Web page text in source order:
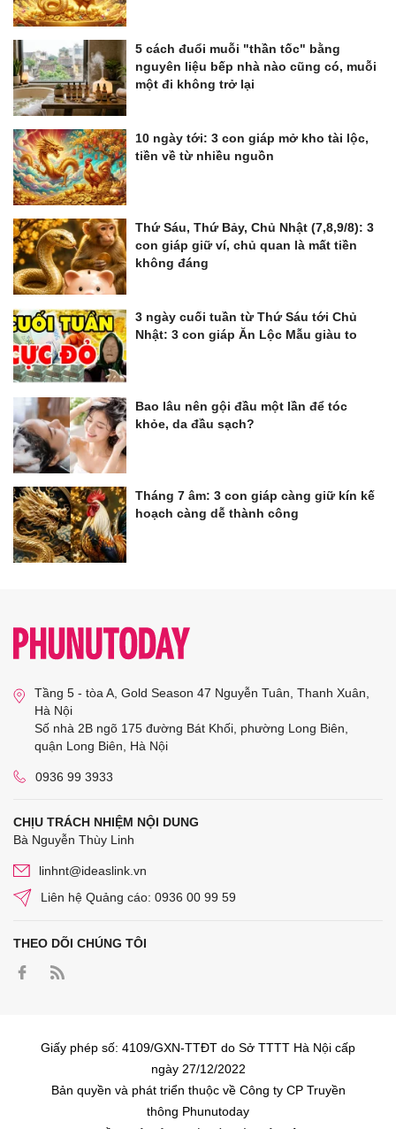
5 cách đuổi muỗi "thần tốc" bằng
nguyên liệu bếp nhà nào cũng có, muỗi
một đi không trở lại
10 ngày tới: 3 con giáp mở kho tài lộc,
tiền về từ nhiều nguồn
Thứ Sáu, Thứ Bảy, Chủ Nhật (7,8,9/8): 3
con giáp giữ ví, chủ quan là mất tiền
không đáng
3 ngày cuối tuần từ Thứ Sáu tới Chủ
Nhật: 3 con giáp Ăn Lộc Mẫu giàu to
Bao lâu nên gội đầu một lần để tóc
khỏe, da đầu sạch?
Tháng 7 âm: 3 con giáp càng giữ kín kế
hoạch càng dễ thành công
Tầng 5 - tòa A, Gold Season 47 Nguyễn Tuân, Thanh Xuân,
Hà Nội
Số nhà 2B ngõ 175 đường Bát Khối, phường Long Biên,
quận Long Biên, Hà Nội
0936 99 3933
CHỊU TRÁCH NHIỆM NỘI DUNG
Bà Nguyễn Thùy Linh
linhnt@ideaslink.vn
Liên hệ Quảng cáo: 0936 00 99 59
THEO DÕI CHÚNG TÔI
Giấy phép số: 4109/GXN-TTĐT do Sở TTTT Hà Nội cấp
ngày 27/12/2022
Bản quyền và phát triển thuộc về Công ty CP Truyền
thông Phunutoday